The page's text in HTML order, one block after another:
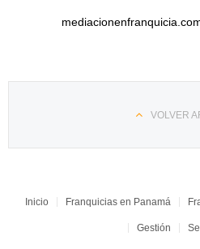
VOLVER
Inicio Franquicias en Panamá
Gestión